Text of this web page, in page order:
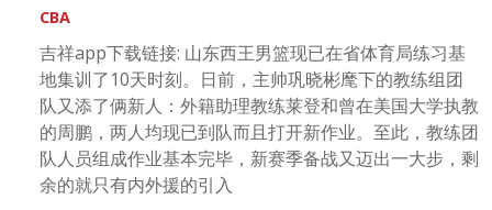
CBA
吉祥app下载链接: 山东西王男篮现已在省体育局练习基
地集训了10天时刻。日前，主帅巩晓彬麾下的教练组团
队又添了俩新人：外籍助理教练莱登和曾在美国大学执教
的周鹏，两人均现已到队而且打开新作业。至此，教练团
队人员组成作业基本完毕，新赛季备战又迈出一大步，剩
余的就只有内外援的引入